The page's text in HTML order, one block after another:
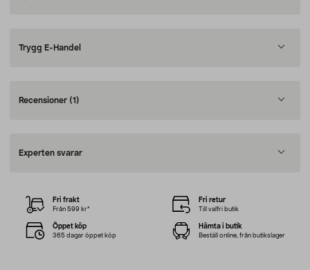
Trygg E-Handel
Recensioner (1)
Experten svarar
Fri frakt
Från 599 kr*
Fri retur
Till valfri butik
Öppet köp
365 dagar öppet köp
Hämta i butik
Beställ online, från butikslager